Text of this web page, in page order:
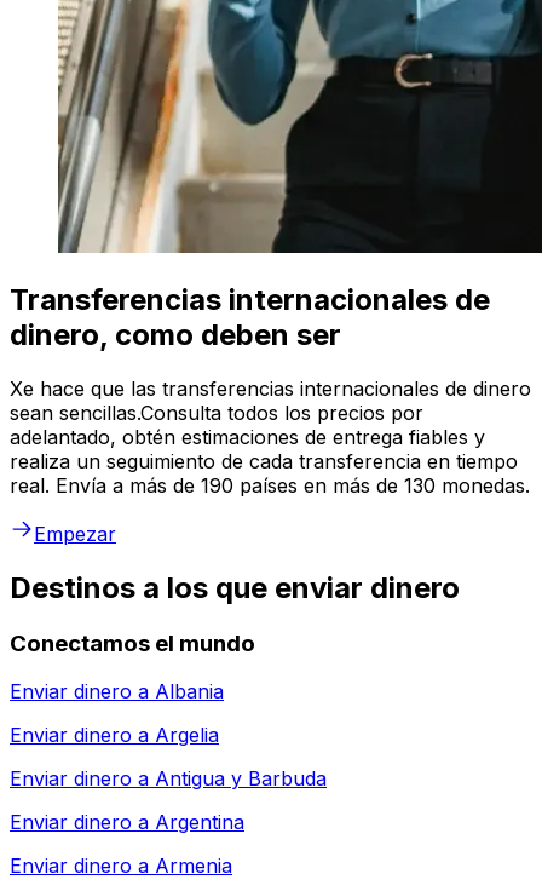
Transferencias internacionales de
dinero, como deben ser
Xe hace que las transferencias internacionales de dinero
sean sencillas.Consulta todos los precios por
adelantado, obtén estimaciones de entrega fiables y
realiza un seguimiento de cada transferencia en tiempo
real. Envía a más de 190 países en más de 130 monedas.
Empezar
Destinos a los que enviar dinero
Conectamos el mundo
Enviar dinero a Albania
Enviar dinero a Argelia
Enviar dinero a Antigua y Barbuda
Enviar dinero a Argentina
Enviar dinero a Armenia